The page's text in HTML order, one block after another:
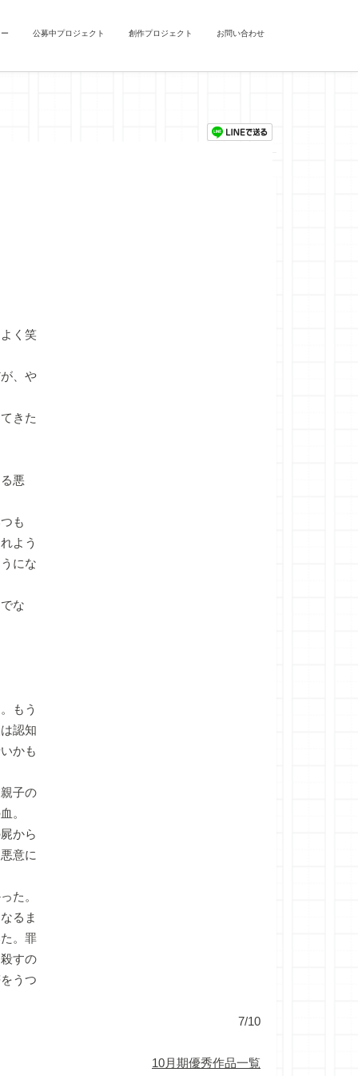
公募中プロジェクト 創作プロジェクト お問い合わせ
く笑
、や
きた
悪
も
よう
にな
な
もう
認知
かも
子の
。
から
意に
た。
るま
。罪
すの
うつ
7/10
10月期優秀作品一覧